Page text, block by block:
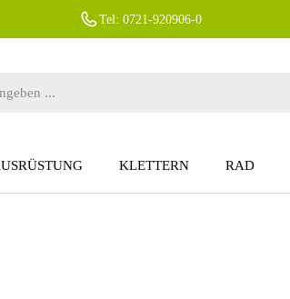
Tel: 0721-920906-0
KLETTERN RAD